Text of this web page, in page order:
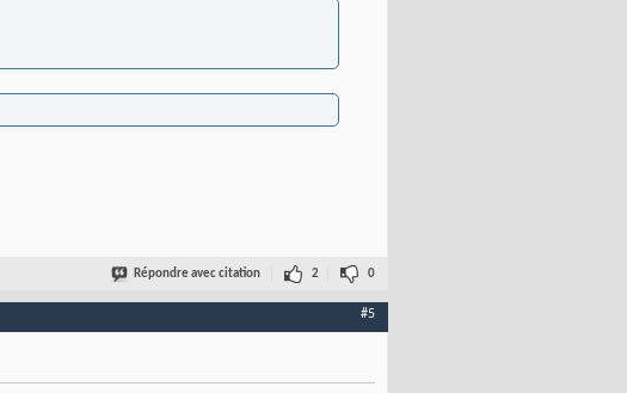
Répondre avec citation 2 0
#5